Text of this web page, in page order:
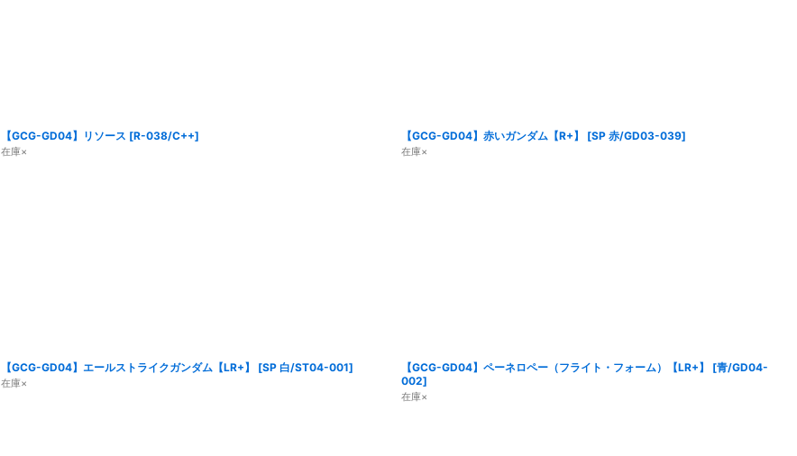
【GCG-GD04】リソース [R-038/C++]
在庫×
【GCG-GD04】赤いガンダム【R+】 [SP 赤/GD03-039]
在庫×
【GCG-GD04】エールストライクガンダム【LR+】 [SP 白/ST04-001]
在庫×
【GCG-GD04】ペーネロペー（フライト・フォーム）【LR+】 [青/GD04-
002]
在庫×